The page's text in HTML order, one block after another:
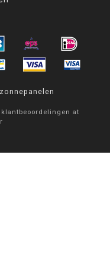
klantbeoordelingen at